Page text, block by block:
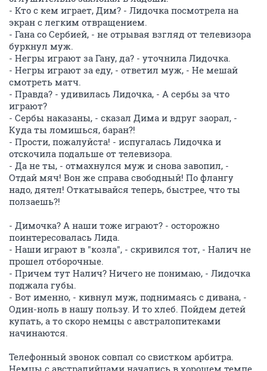
- Кто с кем играет, Дим? - Лидочка посмотрела на
экран с легким отвращением.
- Гана со Сербией, - не отрывая взгляд от телевизора
буркнул муж.
- Негры играют за Гану, да? - уточнила Лидочка.
- Негры играют за еду, - ответил муж, - Не мешай
смотреть матч.
- Правда? - удивилась Лидочка, - А сербы за что
играют?
- Сербы наказаны, - сказал Дима и вдруг заорал, -
Куда ты ломишься, баран?!
- Прости, пожалуйста! - испугалась Лидочка и
отскочила подальше от телевизора.
- Да не ты, - отмахнулся муж и снова завопил, -
Отдай мяч! Вон же справа свободный! По флангу
надо, дятел! Откатывайся теперь, быстрее, что ты
ползаешь?!
- Димочка? А наши тоже играют? - осторожно
поинтересовалась Лида.
- Наши играют в "козла", - скривился тот, - Налич не
прошел отборочные.
- Причем тут Налич? Ничего не понимаю, - Лидочка
поджала губы.
- Вот именно, - кивнул муж, поднимаясь с дивана, -
Один-ноль в нашу пользу. И то хлеб. Пойдем детей
купать, а то скоро немцы с австралопитеками
начинаются.
Телефонный звонок совпал со свистком арбитра.